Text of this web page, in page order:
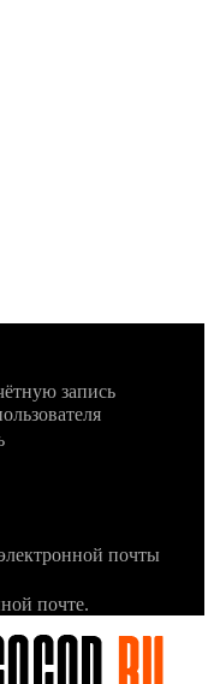
запись
почты
почте.